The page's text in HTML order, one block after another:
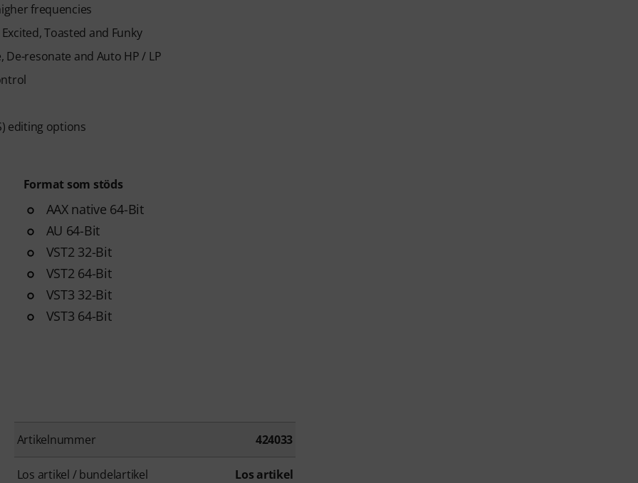
frequencies
Toasted and Funky
De-resonate and Auto HP / LP
editing options
Format som stöds
AAX native 64-Bit
AU 64-Bit
VST2 32-Bit
VST2 64-Bit
VST3 32-Bit
VST3 64-Bit
Artikelnummer 424033
Los artikel / bundelartikel Los artikel